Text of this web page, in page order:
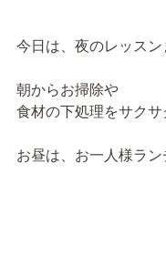
今日は、夜のレッス
朝からお掃除や
食材の下処理をサクサ
お昼は、お一人様ラン